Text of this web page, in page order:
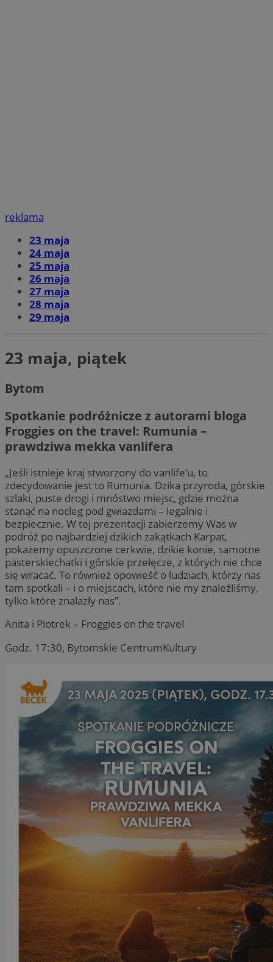
reklama
23 maja
24 maja
25 maja
26 maja
27 maja
28 maja
29 maja
23 maja, piątek
Bytom
Spotkanie podróżnicze z autorami bloga
Froggies on the travel: Rumunia –
prawdziwa mekka vanlifera
„Jeśli istnieje kraj stworzony do vanlife’u, to
zdecydowanie jest to Rumunia. Dzika przyroda, górskie
szlaki, puste drogi i mnóstwo miejsc, gdzie można
stanąć na nocleg pod gwiazdami – legalnie i
bezpiecznie. W tej prezentacji zabierzemy Was w
podróż po najbardziej dzikich zakątkach Karpat,
pokażemy opuszczone cerkwie, dzikie konie, samotne
pasterskiechatki i górskie przełęcze, z których nie chce
się wracać. To również opowieść o ludziach, którzy nas
tam spotkali – i o miejscach, które nie my znaleźliśmy,
tylko które znalazły nas”.
Anita i Piotrek – Froggies on the travel
Godz. 17:30, Bytomskie CentrumKultury